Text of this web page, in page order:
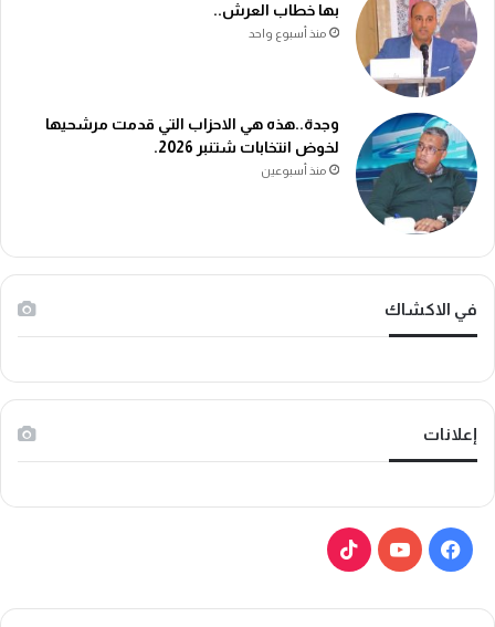
بها خطاب العرش..
منذ أسبوع واحد
وجدة..هذه هي الاحزاب التي قدمت مرشحيها
لخوض انتخابات شتنبر 2026.
منذ أسبوعين
في الاكشاك
إعلانات
ف